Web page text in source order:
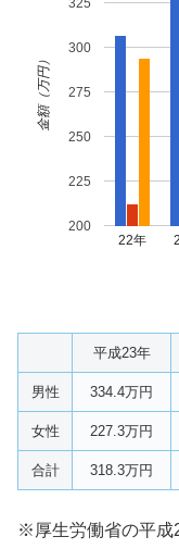
22年
200
225
250
275
300
金額（万円）
平成23年
男性 334.4万円
女性 227.3万円
合計 318.3万円
※厚生労働省の平成